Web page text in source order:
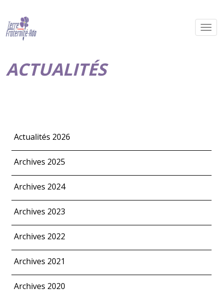
ACTUALITÉS
Actualités 2026
Archives 2025
Archives 2024
Archives 2023
Archives 2022
Archives 2021
Archives 2020